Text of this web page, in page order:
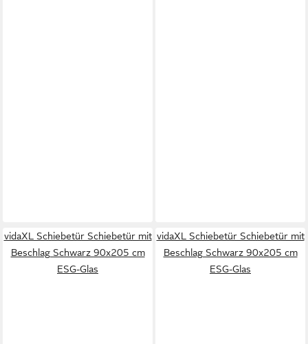
vidaXL Schiebetür Schiebetür mit
Beschlag Schwarz 90x205 cm
ESG-Glas
vidaXL Schiebetür Schiebetür mit
Beschlag Schwarz 90x205 cm
ESG-Glas